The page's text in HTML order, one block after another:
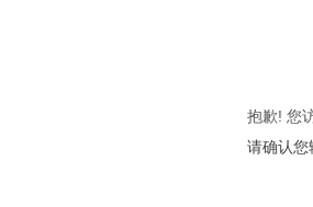
抱歉! 您
请确认您